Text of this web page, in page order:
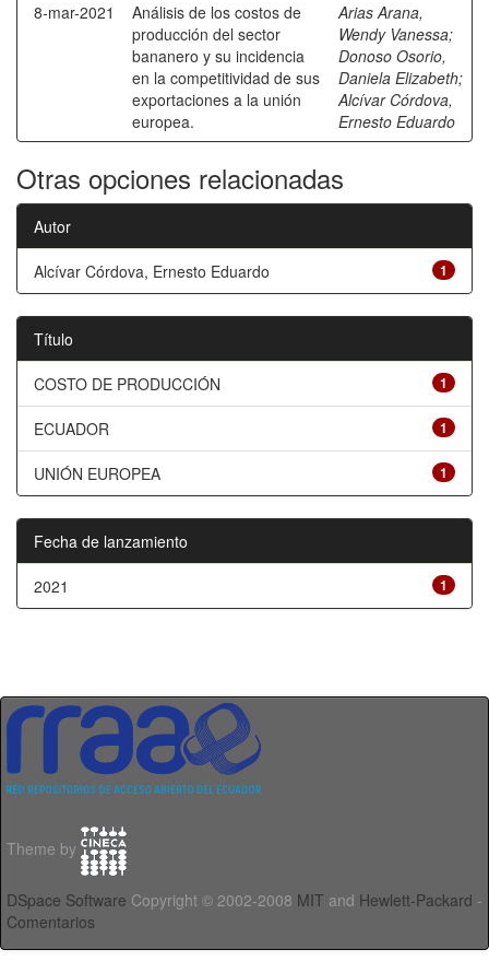
8-mar-2021
Análisis de los costos de
producción del sector
bananero y su incidencia
en la competitividad de sus
exportaciones a la unión
europea.
Arias Arana,
Wendy Vanessa;
Donoso Osorio,
Daniela Elizabeth;
Alcívar Córdova,
Ernesto Eduardo
Otras opciones relacionadas
Autor
1
Alcívar Córdova, Ernesto Eduardo
Título
1
COSTO DE PRODUCCIÓN
1
ECUADOR
1
UNIÓN EUROPEA
Fecha de lanzamiento
1
2021
Theme by
DSpace Software Copyright © 2002-2008 MIT and Hewlett-Packard -
Comentarios